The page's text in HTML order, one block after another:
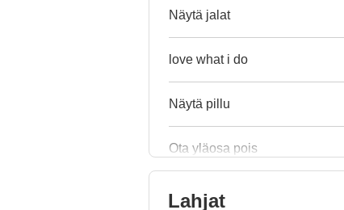
Näytä jalat
love what i do
Näytä pillu
Ota yläosa pois
Lahjat